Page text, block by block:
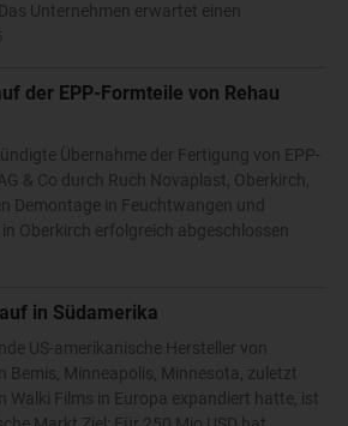
Unternehmen erwartet einen
der EPP-Formteile von Rehau
Übernahme der Fertigung von EPP-
& Co durch Ruch Novaplast, Oberkirch,
Demontage in Feuchtwangen und
Oberkirch erfolgreich abgeschlossen
in Südamerika
US-amerikanische Hersteller von
Bemis, Minneapolis, Minnesota, zuletzt
Walki Films in Europa expandiert hatte, ist